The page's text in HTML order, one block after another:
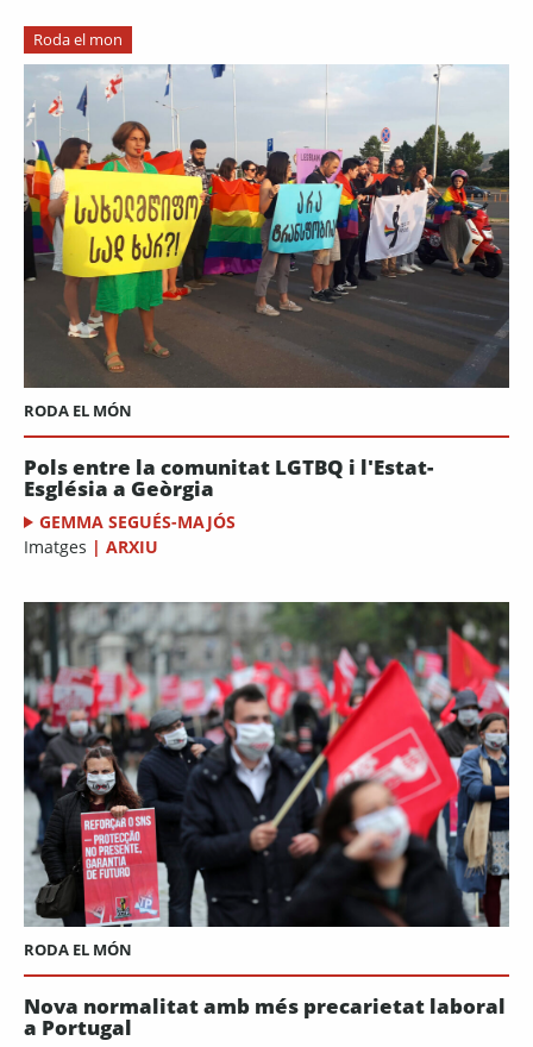
Roda el mon
RODA EL MÓN
Pols entre la comunitat LGTBQ i l'Estat-
Església a Geòrgia
GEMMA SEGUÉS-MAJÓS
Imatges | ARXIU
RODA EL MÓN
Nova normalitat amb més precarietat laboral
a Portugal